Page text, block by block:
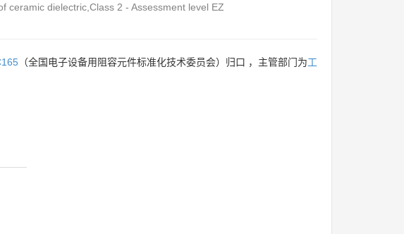
ceramic dielectric,Class 2 - Assessment level EZ
（全国电子设备用阻容元件标准化技术委员会）归口 ，主管部门为工